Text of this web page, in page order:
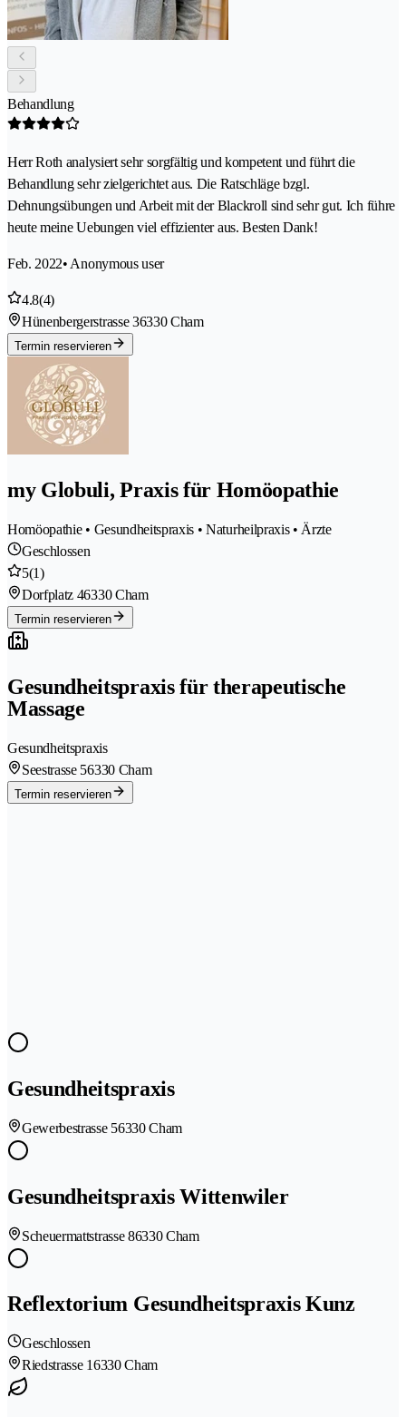
Behandlung
Herr Roth analysiert sehr sorgfältig und kompetent und führt die
Behandlung sehr zielgerichtet aus. Die Ratschläge bzgl.
Dehnungsübungen und Arbeit mit der Blackroll sind sehr gut. Ich führe
heute meine Uebungen viel effizienter aus. Besten Dank!
Feb. 2022• Anonymous user
4.8(4)
Hünenbergerstrasse 36330 Cham
Termin reservieren
my Globuli, Praxis für Homöopathie
Homöopathie • Gesundheitspraxis • Naturheilpraxis • Ärzte
Geschlossen
5(1)
Dorfplatz 46330 Cham
Termin reservieren
Gesundheitspraxis für therapeutische
Massage
Gesundheitspraxis
Seestrasse 56330 Cham
Termin reservieren
Gesundheitspraxis
Gewerbestrasse 56330 Cham
Gesundheitspraxis Wittenwiler
Scheuermattstrasse 86330 Cham
Reflextorium Gesundheitspraxis Kunz
Geschlossen
Riedstrasse 16330 Cham